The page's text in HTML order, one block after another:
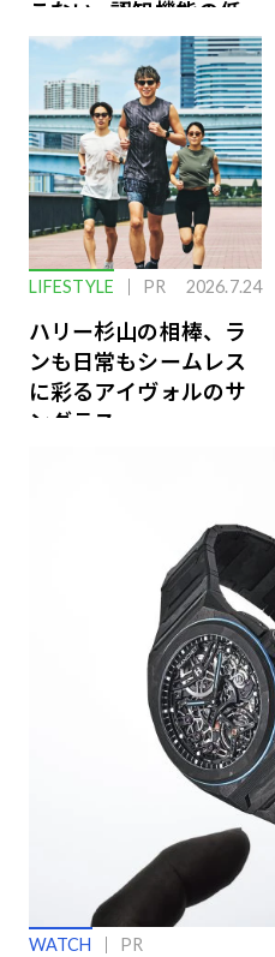
こない…認知機能の低
下を救う、脳のインナ
ーケアとは
LIFESTYLE PR 2026.7.24
ハリー杉山の相棒、ラ
ンも日常もシームレス
に彩るアイヴォルのサ
ングラス
WATCH PR